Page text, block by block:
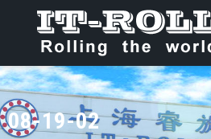
08-19-02